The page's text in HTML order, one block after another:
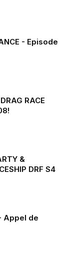
- Episode
RACE
&
DRF S4
Appel de